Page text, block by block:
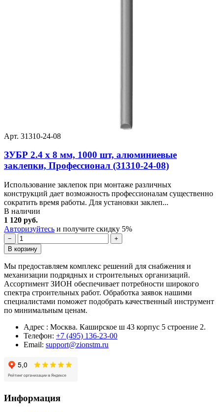
Арт. 31310-24-08
ЗУБР 2.4 x 8 мм, 1000 шт, алюминиевые
заклепки, Профессионал (31310-24-08)
Использование заклепок при монтаже различных
конструкций дает возможность профессионалам существенно
сократить время работы. Для установки заклеп...
В наличии
1 120 руб.
Авторизуйтесь и получите скидку 5%
−
+
В корзину
Мы предоставляем комплекс решений для снабжения и
механизации подрядных и строительных организаций.
Ассортимент ЗИОН обеспечивает потребности широкого
спектра строительных работ. Обработка заявок нашими
специалистами поможет подобрать качественный инструмент
по минимальным ценам.
Адрес : Москва. Каширское ш 43 корпус 5 строение 2.
Телефон: +7 (495) 136-23-00
Email: support@zionstm.ru
Информация